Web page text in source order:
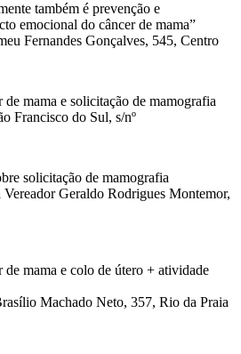
também é prevenção e
emocional do câncer de mama”
Fernandes Gonçalves, 545, Centro
de mama e solicitação de mamografia
Francisco do Sul, s/nº
solicitação de mamografia
Geraldo Rodrigues Montemor,
de mama e colo de útero + atividade
Machado Neto, 357, Rio da Praia